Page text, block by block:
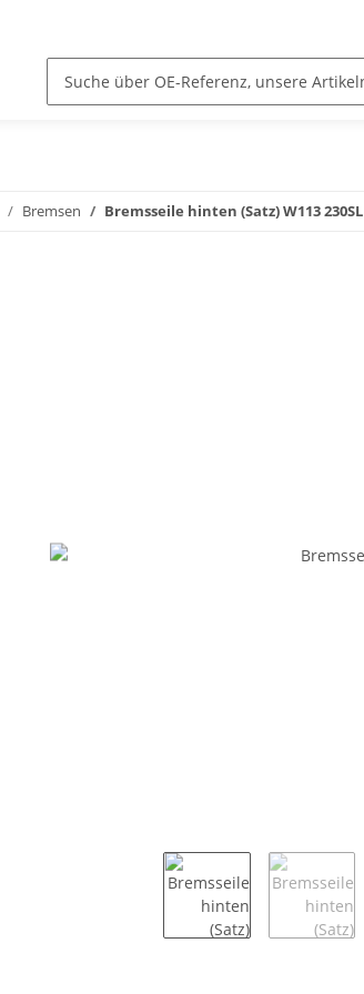
Bremsen Bremsseile hinten (Satz) W113 230SL